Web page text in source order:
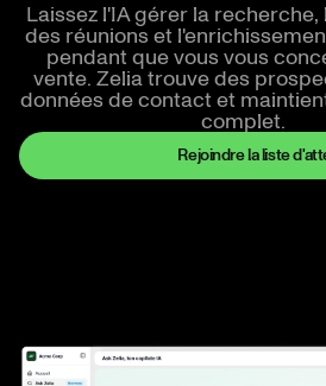
Laissez l'IA gérer la
des réunions et
pendant que vous vous
vente. Zelia trouve des
données de contact et
complet.
Rejoindre la liste